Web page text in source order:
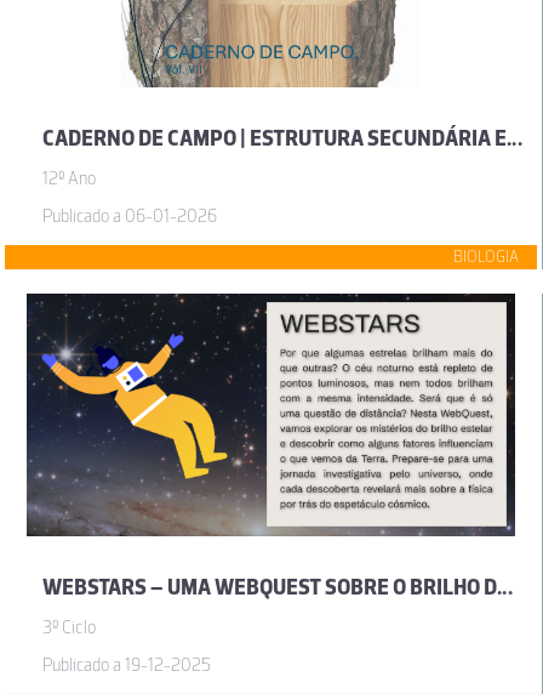
CADERNO DE CAMPO | ESTRUTURA SECUNDÁRIA E CRESCIMENTO SECUNDÁRIO EM PLANTAS VASCULARES – COMO CRESCEM AS ÁRVORES (VOL. VII)
12º Ano
Publicado a 06-01-2026
BIOLOGIA
WEBSTARS – UMA WEBQUEST SOBRE O BRILHO DAS ESTRELAS
3º Ciclo
Publicado a 19-12-2025